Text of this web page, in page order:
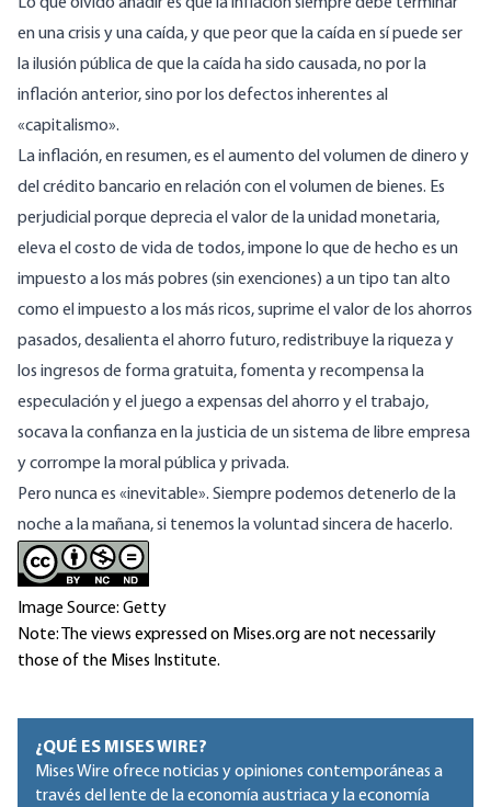
en una crisis y una caída, y que peor que la caída en sí puede ser
la ilusión pública de que la caída ha sido causada, no por la
inflación anterior, sino por los defectos inherentes al
«capitalismo».
La inflación, en resumen, es el aumento del volumen de dinero y
del crédito bancario en relación con el volumen de bienes. Es
perjudicial porque deprecia el valor de la unidad monetaria,
eleva el costo de vida de todos, impone lo que de hecho es un
impuesto a los más pobres (sin exenciones) a un tipo tan alto
como el impuesto a los más ricos, suprime el valor de los ahorros
pasados, desalienta el ahorro futuro, redistribuye la riqueza y
los ingresos de forma gratuita, fomenta y recompensa la
especulación y el juego a expensas del ahorro y el trabajo,
socava la confianza en la justicia de un sistema de libre empresa
y corrompe la moral pública y privada.
Pero nunca es «inevitable». Siempre podemos detenerlo de la
noche a la mañana, si tenemos la voluntad sincera de hacerlo.
Image Source: Getty
Note: The views expressed on Mises.org are not necessarily
those of the Mises Institute.
¿QUÉ ES MISES WIRE?
Mises Wire ofrece noticias y opiniones contemporáneas a
través del lente de la economía austriaca y la economía